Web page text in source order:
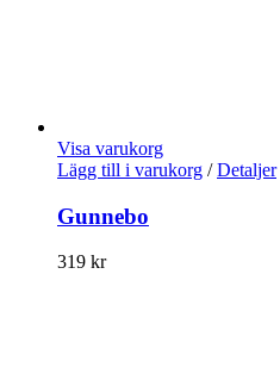
Visa varukorg
Lägg till i varukorg / Detaljer
Gunnebo
319 kr